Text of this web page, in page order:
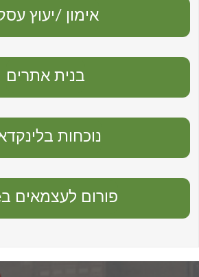
אימון /יעוץ
בנית אתרים
נוכחות
פורום לעצמאים בface